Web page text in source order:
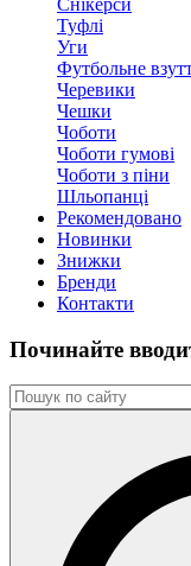
Снікерси
Туфлі
Уги
Футбольне
Черевики
Чешки
Чоботи
Чоботи гумові
Чоботи з піни
Шльопанці
Рекомендовано
Новинки
Знижки
Бренди
Контакти
Починайте